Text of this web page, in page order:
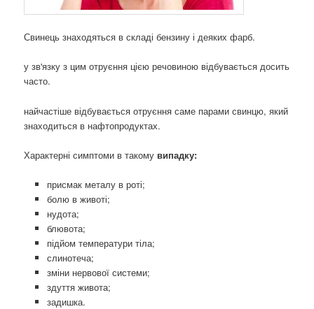
Свинець знаходяться в складі бензину і деяких фарб.
у зв'язку з цим отруєння цією речовиною відбувається досить
часто.
найчастіше відбувається отруєння саме парами свинцю, який
знаходиться в нафтопродуктах.
Характерні симптоми в такому випадку:
присмак металу в роті;
болю в животі;
нудота;
блювота;
підйом температури тіла;
слинотеча;
зміни нервової системи;
здуття живота;
задишка.